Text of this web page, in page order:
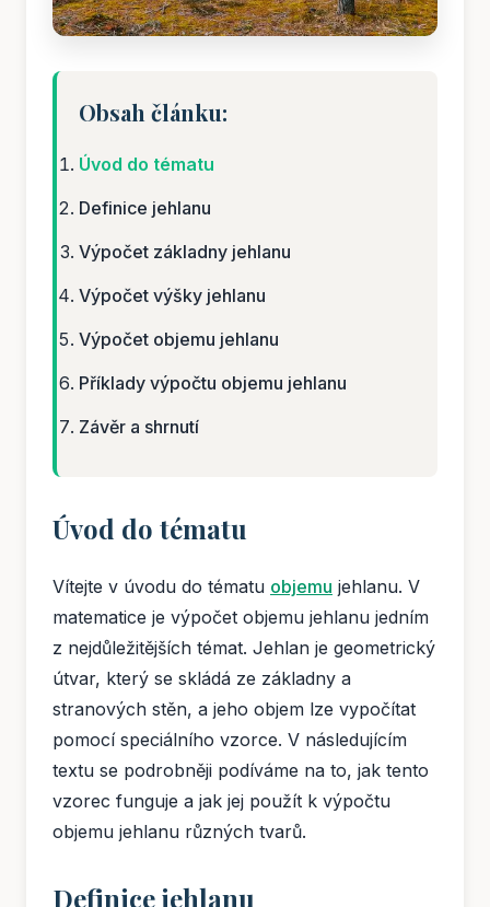
Obsah článku:
Úvod do tématu
Definice jehlanu
Výpočet základny jehlanu
Výpočet výšky jehlanu
Výpočet objemu jehlanu
Příklady výpočtu objemu jehlanu
Závěr a shrnutí
Úvod do tématu
Vítejte v úvodu do tématu objemu jehlanu. V
matematice je výpočet objemu jehlanu jedním
z nejdůležitějších témat. Jehlan je geometrický
útvar, který se skládá ze základny a
stranových stěn, a jeho objem lze vypočítat
pomocí speciálního vzorce. V následujícím
textu se podrobněji podíváme na to, jak tento
vzorec funguje a jak jej použít k výpočtu
objemu jehlanu různých tvarů.
Definice jehlanu